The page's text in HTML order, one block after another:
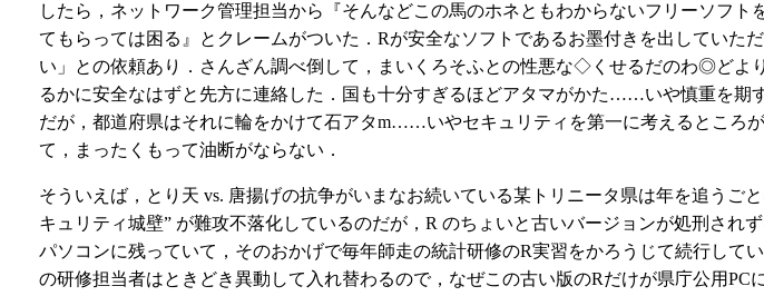
したら，ネットワーク管理担当から『そんなどこの馬のホネともわからないフリーソフト
てもらっては困る』とクレームがついた．Rが安全なソフトであるお墨付きを出していた
い」との依頼あり．さんざん調べ倒して，まいくろそふとの性悪な◇くせるだのわ◎どよ
るかに安全なはずと先方に連絡した．国も十分すぎるほどアタマがかた……いや慎重を期
だが，都道府県はそれに輪をかけて石アタm……いやセキュリティを第一に考えるところ
て，まったくもって油断がならない．
そういえば，とり天 vs. 唐揚げの抗争がいまなお続いている某トリニータ県は年を追うごと
キュリティ城壁” が難攻不落化しているのだが，R のちょいと古いバージョンが処刑され
パソコンに残っていて，そのおかげで毎年師走の統計研修のR実習をかろうじて続行して
の研修担当者はときどき異動して入れ替わるので，なぜこの古い版のRだけが県庁公用PC